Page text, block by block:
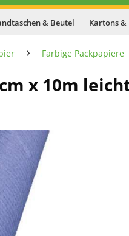
& Beutel Kartons &
Farbige Packpapiere
x 10m